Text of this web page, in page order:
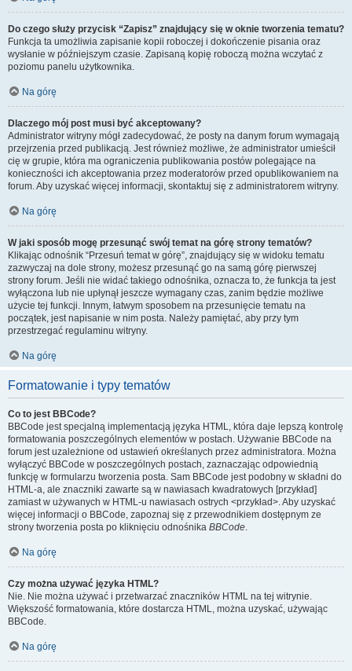
Do czego służy przycisk “Zapisz” znajdujący się w oknie tworzenia tematu?
Funkcja ta umożliwia zapisanie kopii roboczej i dokończenie pisania oraz
wysłanie w późniejszym czasie. Zapisaną kopię roboczą można wczytać z
poziomu panelu użytkownika.
Na górę
Dlaczego mój post musi być akceptowany?
Administrator witryny mógł zadecydować, że posty na danym forum wymagają
przejrzenia przed publikacją. Jest również możliwe, że administrator umieścił
cię w grupie, która ma ograniczenia publikowania postów polegające na
konieczności ich akceptowania przez moderatorów przed opublikowaniem na
forum. Aby uzyskać więcej informacji, skontaktuj się z administratorem witryny.
Na górę
W jaki sposób mogę przesunąć swój temat na górę strony tematów?
Klikając odnośnik “Przesuń temat w górę”, znajdujący się w widoku tematu
zazwyczaj na dole strony, możesz przesunąć go na samą górę pierwszej
strony forum. Jeśli nie widać takiego odnośnika, oznacza to, że funkcja ta jest
wyłączona lub nie upłynął jeszcze wymagany czas, zanim będzie możliwe
użycie tej funkcji. Innym, łatwym sposobem na przesunięcie tematu na
początek, jest napisanie w nim posta. Należy pamiętać, aby przy tym
przestrzegać regulaminu witryny.
Na górę
Formatowanie i typy tematów
Co to jest BBCode?
BBCode jest specjalną implementacją języka HTML, która daje lepszą kontrolę
formatowania poszczególnych elementów w postach. Używanie BBCode na
forum jest uzależnione od ustawień określanych przez administratora. Można
wyłączyć BBCode w poszczególnych postach, zaznaczając odpowiednią
funkcję w formularzu tworzenia posta. Sam BBCode jest podobny w składni do
HTML-a, ale znaczniki zawarte są w nawiasach kwadratowych [przykład]
zamiast w używanych w HTML-u nawiasach ostrych <przykład>. Aby uzyskać
więcej informacji o BBCode, zapoznaj się z przewodnikiem dostępnym ze
strony tworzenia posta po kliknięciu odnośnika BBCode.
Na górę
Czy można używać języka HTML?
Nie. Nie można używać i przetwarzać znaczników HTML na tej witrynie.
Większość formatowania, które dostarcza HTML, można uzyskać, używając
BBCode.
Na górę